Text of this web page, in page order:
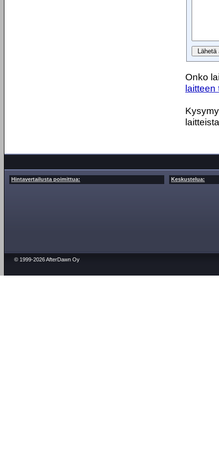
Onko
laitteen
Hintavertailusta poimittua: Keskustelua:
© 1999-2026 AfterDawn Oy